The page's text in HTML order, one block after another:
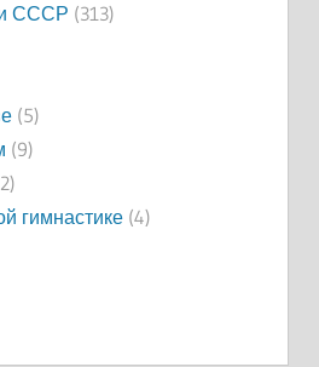
СССР (313)
(5)
(9)
гимнастике(4)